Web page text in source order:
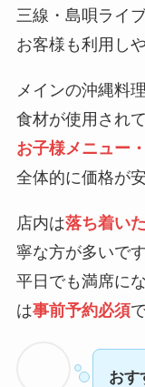
三線・島唄ライ
お客様も利用し
メインの沖縄料
食材が使用され
お子様メニュー
全体的に価格が安
店内は落ち着い
寧な方が多いです
平日でも満席に
は事前予約必須
おす